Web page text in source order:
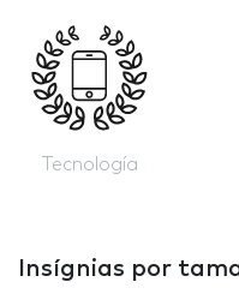
Tecnología
Insígnias por